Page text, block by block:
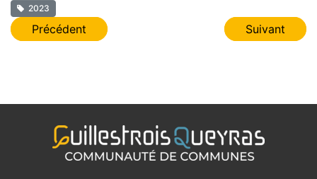
2023
Navigation
Précédent Suivant